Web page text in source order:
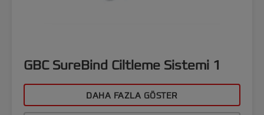
GBC SureBind Ciltleme Sistemi 1
DAHA FAZLA GÖSTER